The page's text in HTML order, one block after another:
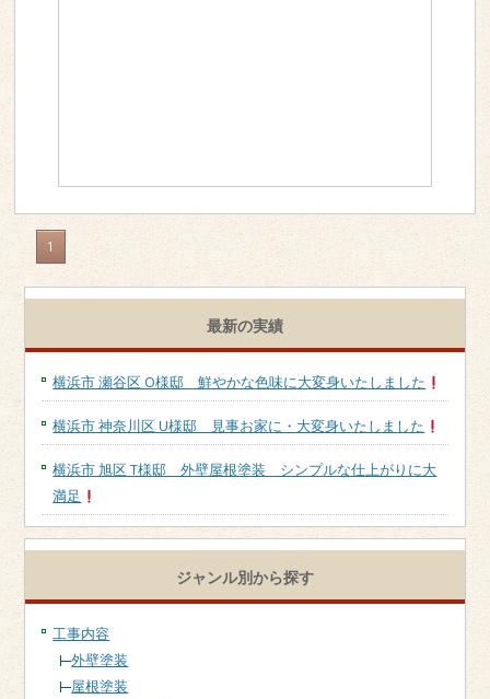
1
最新の実績
横浜市 瀬谷区 O様邸 鮮やかな色味に大変身いたしました
横浜市 神奈川区 U様邸 見事お家に・大変身いたしました
横浜市 旭区 T様邸 外壁屋根塗装 シンプルな仕上がりに大
満足
ジャンル別から探す
工事内容
外壁塗装
屋根塗装